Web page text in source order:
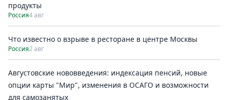
продукты
Россия4 авг
Что известно о взрыве в ресторане в центре Москвы
Россия2 авг
Августовские нововведения: индексация пенсий, новые
опции карты "Мир", изменения в ОСАГО и возможности
для самозанятых